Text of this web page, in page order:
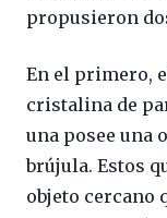
propusieron
En el primero,
cristalina de
una posee una
brújula. Estos
objeto cercano